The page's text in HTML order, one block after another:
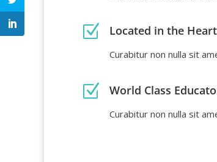
Z Located in the
Curabitur non nulla sit
Z World Class
Curabitur non nulla sit